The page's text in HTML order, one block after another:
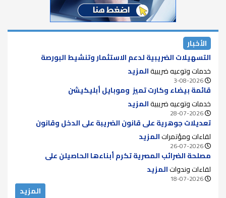
الأخبار
التسهيلات الضريبية لدعم الاستثمار وتنشيط البورصة
خدمات وتوعيه ضريبيةالمزيد
3-08-2026
قائمة بيضاء وكارت تميز وموبايل أبليكيشن
خدمات وتوعيه ضريبيةالمزيد
28-07-2026
تعديلات جوهرية على قانون الضريبة على الدخل وقانون
الضريبة على الدمغة للقضاء على الازدواج الضريبي ودعم سوق
الأوراق المالية
لقاءات ومؤتمراتالمزيد
26-07-2026
مصلحة الضرائب المصرية تكرم أبناءها الحاصيلن على
الماجستير والدكتوراه لعام 2025..
لقاءات وندواتالمزيد
18-07-2026
المزيد